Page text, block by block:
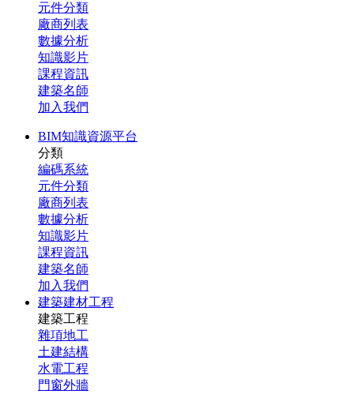
元件分類
廠商列表
數據分析
知識影片
課程資訊
建築名師
加入我們
BIM知識資源平台
分類
編碼系統
元件分類
廠商列表
數據分析
知識影片
課程資訊
建築名師
加入我們
建築建材工程
建築工程
雜項地工
土建結構
水電工程
門窗外牆